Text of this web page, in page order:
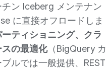
ン Iceberg メンテナン
に直接オフロードしま
ティショニング、クラ
の最適化（BigQuery カ
ルでは一般提供、REST